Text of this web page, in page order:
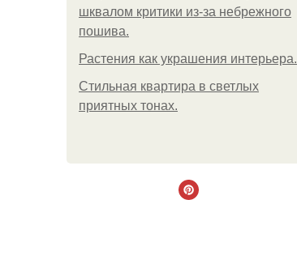
шквалом критики из-за небрежного
пошива.
Растения как украшения интерьера.
Стильная квартира в светлых
приятных тонах.